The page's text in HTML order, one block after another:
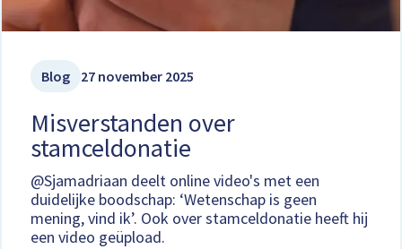
Blog 27 november 2025
Misverstanden over
stamceldonatie
@Sjamadriaan deelt online video's met een
duidelijke boodschap: ‘Wetenschap is geen
mening, vind ik’. Ook over stamceldonatie heeft hij
een video geüpload.